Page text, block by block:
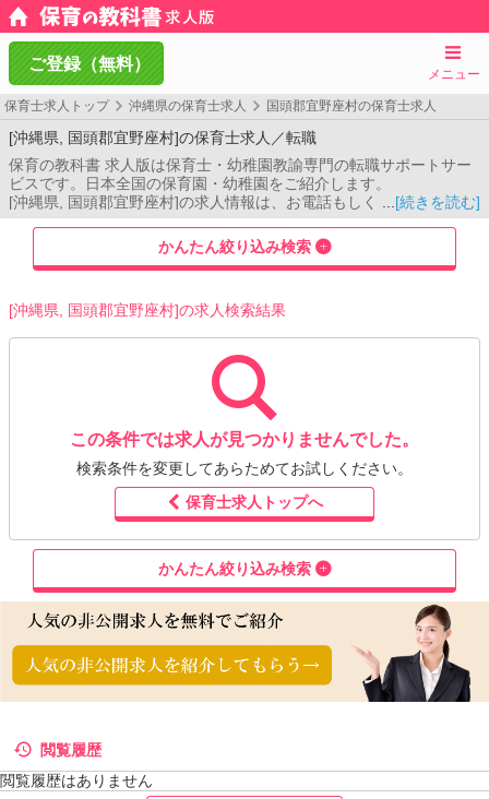
ご登録（無料）
メニュー
保育士求人トップ 沖縄県の保育士求人 国頭郡宜野座村の保育士求人
[沖縄県, 国頭郡宜野座村]の保育士求人／転職
保育の教科書 求人版は保育士・幼稚園教諭専門の転職サポートサー
ビスです。日本全国の保育園・幼稚園をご紹介します。
[沖縄県, 国頭郡宜野座村]の求人情報は、お電話もしくはメール相談
フォームよりお問い合わせください。コンサルタントがご希望条件
をお伺いし、あなたのご希望に合った保育園をご紹介します。
[続きを読む]
かんたん絞り込み検索
[沖縄県, 国頭郡宜野座村]の求人検索結果
この条件では求人が見つかりませんでした。
検索条件を変更してあらためてお試しください。
保育士求人トップへ
かんたん絞り込み検索
閲覧履歴
閲覧履歴はありません